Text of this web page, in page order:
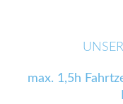
max. 1,5h